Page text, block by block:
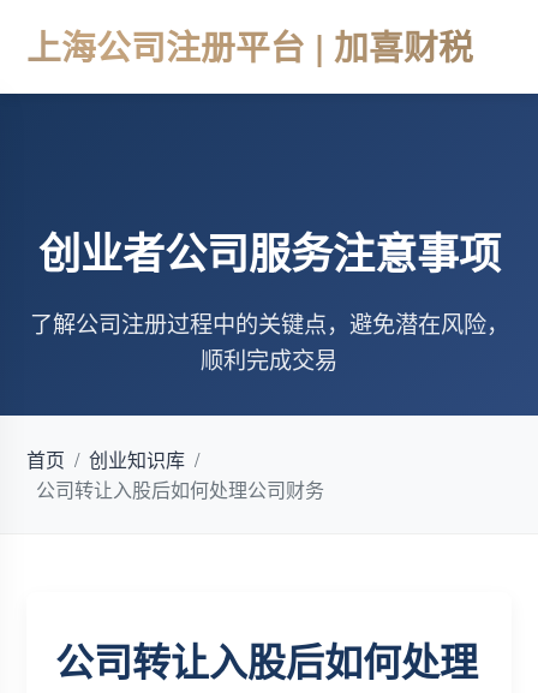
上海公司注册平台 | 加喜财税
创业者公司服务注意事项
了解公司注册过程中的关键点，避免潜在风险，
顺利完成交易
首页 / 创业知识库 /
公司转让入股后如何处理公司财务
公司转让入股后如何处理